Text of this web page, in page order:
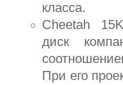
класса.
Cheetah
диск
При его